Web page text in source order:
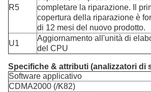
R5
completare la riparazione. Il
copertura della riparazione è
di 12 mesi del nuovo prodotto.
U1
Aggiornamento all'unità di
del CPU
Specifiche & attributi (analizzatori di
Software applicativo
CDMA2000 (/K82)